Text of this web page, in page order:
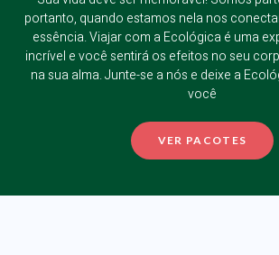
portanto, quando estamos nela nos
essência. Viajar com a Ecológica é uma
incrível e você sentirá os efeitos no seu
na sua alma. Junte-se a nós e deixe a
você
VER PACOTES